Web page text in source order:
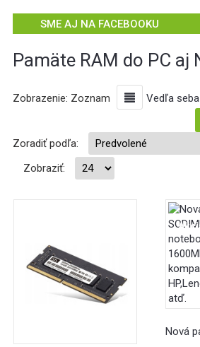
SME AJ NA FACEBOOKU
Pamäte RAM do PC aj
Zobrazenie: Zoznam
Vedľa seba
Zoradiť podľa:
Zobraziť:
Nová